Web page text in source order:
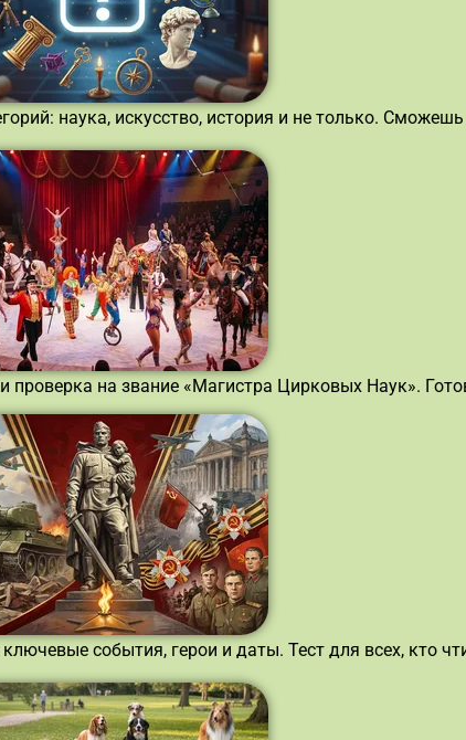
наука, искусство, история и не только.
проверка на звание «Магистра Цирковых Наук».
события, герои и даты. Тест для всех, кто